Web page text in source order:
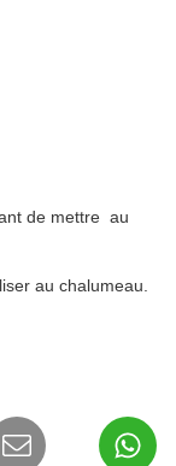
de mettre au
au chalumeau.